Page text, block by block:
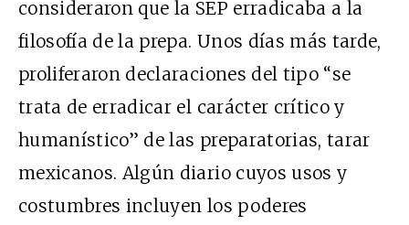
consideraron que la SEP erradicaba a la
filosofía de la prepa. Unos días más tarde,
proliferaron declaraciones del tipo “se
trata de erradicar el carácter crítico y
humanístico” de las preparatorias, tarar
mexicanos. Algún diario cuyos usos y
costumbres incluyen los poderes